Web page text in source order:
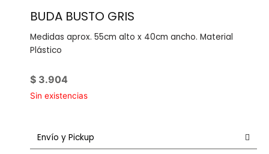
BUDA BUSTO GRIS
Medidas aprox. 55cm alto x 40cm ancho. Material
Plástico
$ 3.904
Sin existencias
Envío y Pickup